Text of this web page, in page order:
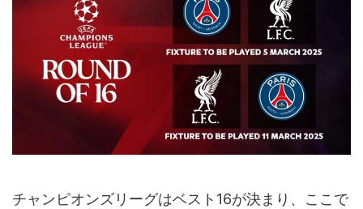
チャンピオンズリーグはベスト16が決まり、ここで